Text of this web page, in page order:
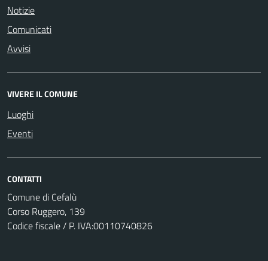
Notizie
Comunicati
Avvisi
VIVERE IL COMUNE
Luoghi
Eventi
CONTATTI
Comune di Cefalù
Corso Ruggero, 139
Codice fiscale / P. IVA:00110740826